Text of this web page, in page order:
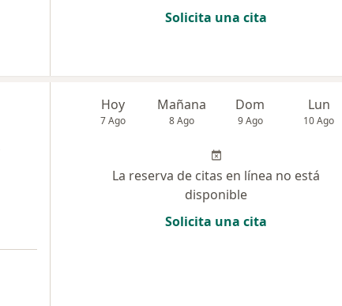
Solicita una cita
Hoy
7 Ago
Mañana
8 Ago
Dom
9 Ago
Lun
10 Ago
La reserva de citas en línea no está
disponible
Solicita una cita